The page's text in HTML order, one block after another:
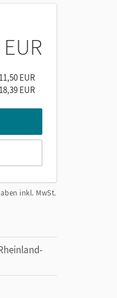
11,50 EUR
18,39 EUR
inkl. MwSt.